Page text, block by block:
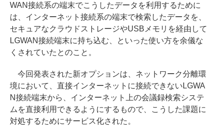
WAN接続系の端末でこうしたデータを利用するために
は、インターネット接続系の端末で検索したデータを、
セキュアなクラウドストレージやUSBメモリを経由して
LGWAN接続端末に持ち込む、といった使い方を余儀な
くされていたとのこと。
今回発表された新オプションは、ネットワーク分離環
境において、直接インターネットに接続できないLGWA
N接続端末から、インターネット上の会議録検索システ
ムを直接利用できるようにするもので、こうした課題に
対処するためにサービス化された。